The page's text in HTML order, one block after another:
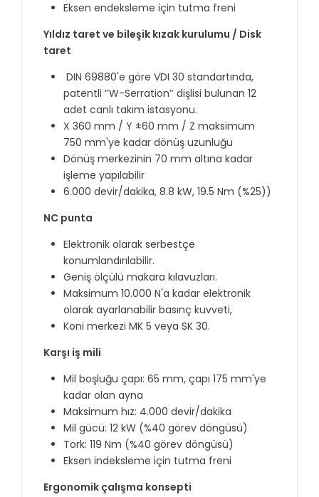
Eksen endeksleme için tutma freni
Yıldız taret ve bileşik kızak kurulumu / Disk
taret
DIN 69880'e göre VDI 30 standartında,
patentli ‘’W-Serration’’ dişlisi bulunan 12
adet canlı takım istasyonu.
X 360 mm / Y ±60 mm / Z maksimum
750 mm'ye kadar dönüş uzunluğu
Dönüş merkezinin 70 mm altına kadar
işleme yapılabilir
6.000 devir/dakika, 8.8 kW, 19.5 Nm (%25))
NC punta
Elektronik olarak serbestçe
konumlandırılabilir.
Geniş ölçülü makara kılavuzları.
Maksimum 10.000 N'a kadar elektronik
olarak ayarlanabilir basınç kuvveti,
Koni merkezi MK 5 veya SK 30.
Karşı iş mili
Mil boşluğu çapı: 65 mm, çapı 175 mm'ye
kadar olan ayna
Maksimum hız: 4.000 devir/dakika
Mil gücü: 12 kW (%40 görev döngüsü)
Tork: 119 Nm (%40 görev döngüsü)
Eksen indeksleme için tutma freni
Ergonomik çalışma konsepti